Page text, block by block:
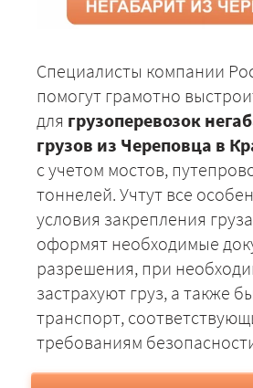
Специалисты компании
помогут грамотно
для грузоперевозок
грузов из Череповца в
с учетом мостов,
тоннелей. Учтут все
условия закрепления
оформят необходимые
разрешения, при
застрахуют груз, а также
транспорт,
требованиям